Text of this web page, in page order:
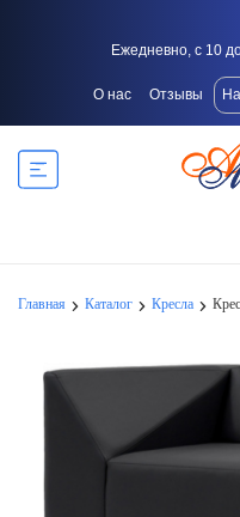
Ежедневно, с 10
О нас Отзывы
Главная Каталог Кресла